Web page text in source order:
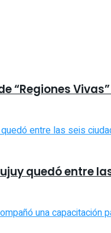
“Regiones
quedó entre